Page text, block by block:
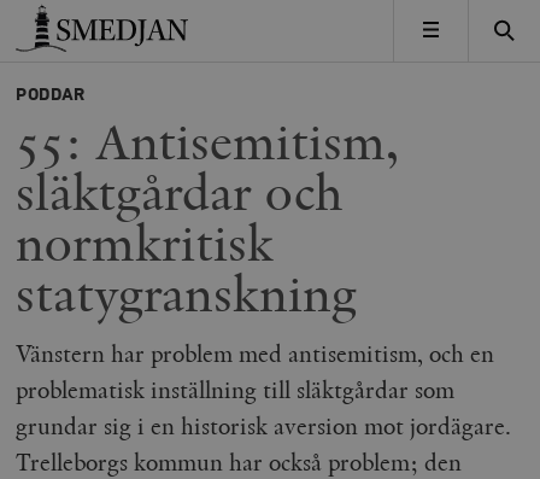
Timbro
MENY
PODDAR
55: Antisemitism,
släktgårdar och
normkritisk
statygranskning
Vänstern har problem med antisemitism, och en
problematisk inställning till släktgårdar som
grundar sig i en historisk aversion mot jordägare.
Trelleborgs kommun har också problem; den